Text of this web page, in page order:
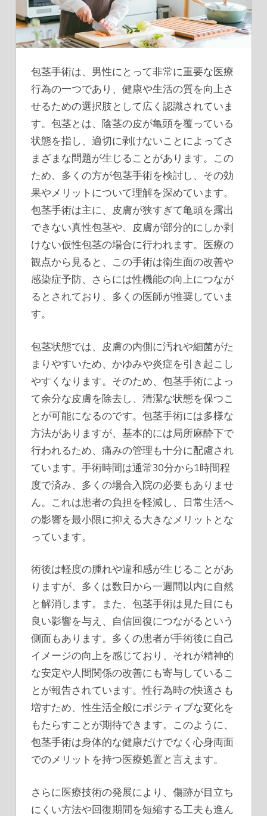
包茎手術は、男性にとって非常に重要な医療
行為の一つであり、健康や生活の質を向上さ
せるための選択肢として広く認識されていま
す。 包茎とは、陰茎の皮が亀頭を覆っている
状態を指し、適切に剥けないことによってさ
まざまな問題が生じることがあります。この
ため、多くの方が包茎手術を検討し、その効
果やメリットについて理解を深めています。
包茎手術は主に、皮膚が狭すぎて亀頭を露出
できない真性包茎や、皮膚が部分的にしか剥
けない仮性包茎の場合に行われます。医療の
観点から見ると、この手術は衛生面の改善や
感染症予防、さらには性機能の向上につなが
るとされており、多くの医師が推奨していま
す。
包茎状態では、皮膚の内側に汚れや細菌がた
まりやすいため、かゆみや炎症を引き起こし
やすくなります。そのため、包茎手術によっ
て余分な皮膚を除去し、清潔な状態を保つこ
とが可能になるのです。包茎手術には多様な
方法がありますが、基本的には局所麻酔下で
行われるため、痛みの管理も十分に配慮され
ています。手術時間は通常30分から1時間程
度で済み、多くの場合入院の必要もありませ
ん。これは患者の負担を軽減し、日常生活へ
の影響を最小限に抑える大きなメリットとな
っています。
術後は軽度の腫れや違和感が生じることがあ
りますが、多くは数日から一週間以内に自然
と解消します。また、包茎手術は見た目にも
良い影響を与え、自信回復につながるという
側面もあります。多くの患者が手術後に自己
イメージの向上を感じており、それが精神的
な安定や人間関係の改善にも寄与しているこ
とが報告されています。性行為時の快適さも
増すため、性生活全般にポジティブな変化を
もたらすことが期待できます。このように、
包茎手術は身体的な健康だけでなく心身両面
でのメリットを持つ医療処置と言えます。
さらに医療技術の発展により、傷跡が目立ち
にくい方法や回復期間を短縮する工夫も進ん